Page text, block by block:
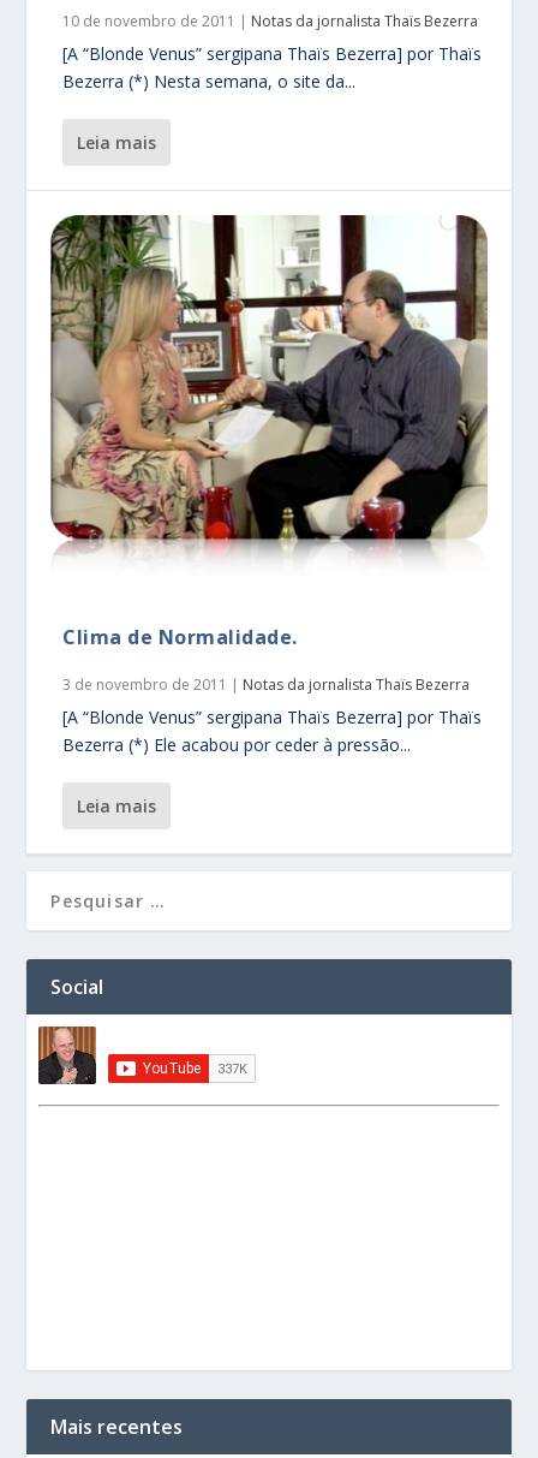
10 de novembro de 2011 | Notas da jornalista Thaïs Bezerra
[A “Blonde Venus” sergipana Thaïs Bezerra] por Thaïs
Bezerra (*) Nesta semana, o site da...
leia mais
Clima de Normalidade.
3 de novembro de 2011 | Notas da jornalista Thaïs Bezerra
[A “Blonde Venus” sergipana Thaïs Bezerra] por Thaïs
Bezerra (*) Ele acabou por ceder à pressão...
leia mais
Social
Mais recentes